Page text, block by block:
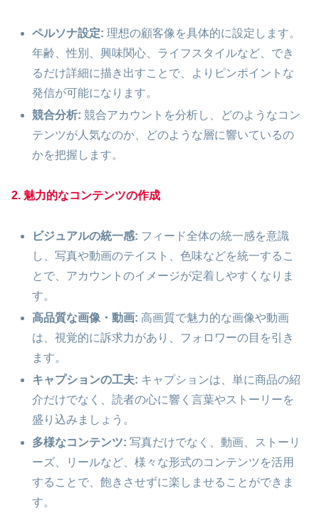
ペルソナ設定: 理想の顧客像を具体的に設定します。
年齢、性別、興味関心、ライフスタイルなど、でき
るだけ詳細に描き出すことで、よりピンポイントな
発信が可能になります。
競合分析: 競合アカウントを分析し、どのようなコン
テンツが人気なのか、どのような層に響いているの
かを把握します。
2. 魅力的なコンテンツの作成
ビジュアルの統一感: フィード全体の統一感を意識
し、写真や動画のテイスト、色味などを統一するこ
とで、アカウントのイメージが定着しやすくなりま
す。
高品質な画像・動画: 高画質で魅力的な画像や動画
は、視覚的に訴求力があり、フォロワーの目を引き
ます。
キャプションの工夫: キャプションは、単に商品の紹
介だけでなく、読者の心に響く言葉やストーリーを
盛り込みましょう。
多様なコンテンツ: 写真だけでなく、動画、ストーリ
ーズ、リールなど、様々な形式のコンテンツを活用
することで、飽きさせずに楽しませることができま
す。